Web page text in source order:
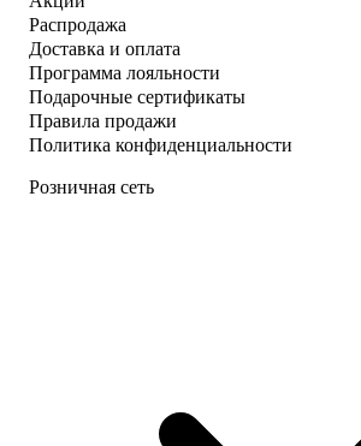
Распродажа
Доставка и оплата
Программа лояльности
Подарочные сертификаты
Правила продажи
Политика конфиденциальности
Розничная сеть